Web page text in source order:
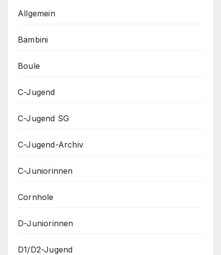
Allgemein
Bambini
Boule
C-Jugend
C-Jugend SG
C-Jugend-Archiv
C-Juniorinnen
Cornhole
D-Juniorinnen
D1/D2-Jugend